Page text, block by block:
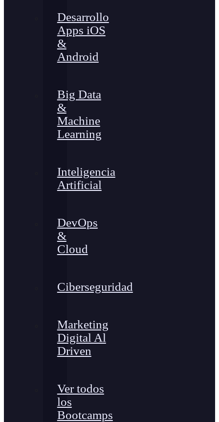
Desarrollo
Apps iOS
&
Android
Big Data
&
Machine
Learning
Inteligencia
Artificial
DevOps
&
Cloud
Ciberseguridad
Marketing
Digital Al
Driven
Ver todos
los
Bootcamps